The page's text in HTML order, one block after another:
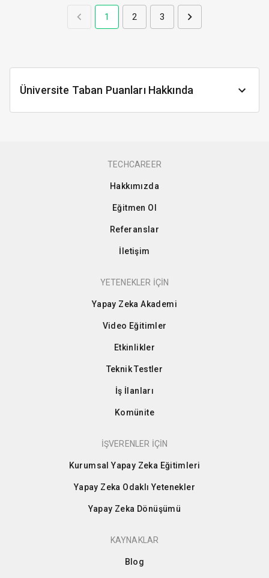
1 2 3
Üniversite Taban Puanları Hakkında
TECHCAREER
Hakkımızda
Eğitmen Ol
Referanslar
İletişim
YETENEKLER İÇİN
Yapay Zeka Akademi
Video Eğitimler
Etkinlikler
Teknik Testler
İş İlanları
Komünite
İŞVERENLER İÇİN
Kurumsal Yapay Zeka Eğitimleri
Yapay Zeka Odaklı Yetenekler
Yapay Zeka Dönüşümü
KAYNAKLAR
Blog